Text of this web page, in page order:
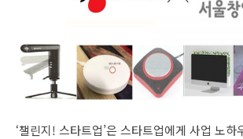
‘챌린지! 스타트업’은 스타트업에게 사업 노하